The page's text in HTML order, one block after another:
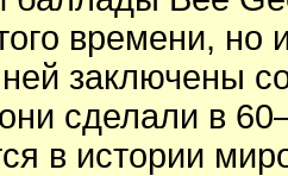
времени,
заключены
сделали в
в истории